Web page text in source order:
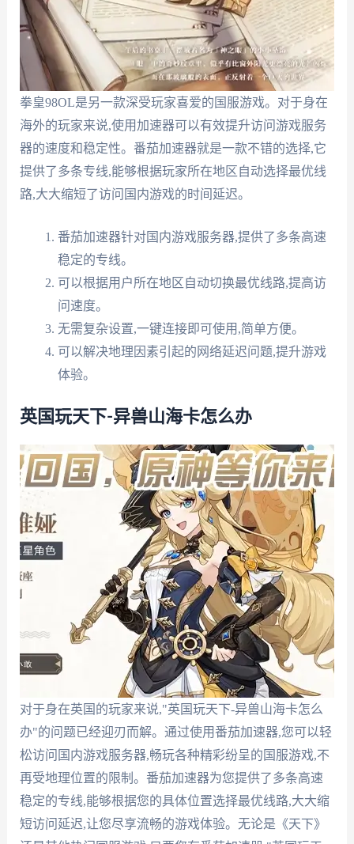
拳皇98OL是另一款深受玩家喜爱的国服游戏。对于身在
海外的玩家来说,使用加速器可以有效提升访问游戏服务
器的速度和稳定性。番茄加速器就是一款不错的选择,它
提供了多条专线,能够根据玩家所在地区自动选择最优线
路,大大缩短了访问国内游戏的时间延迟。
番茄加速器针对国内游戏服务器,提供了多条高速
稳定的专线。
可以根据用户所在地区自动切换最优线路,提高访
问速度。
无需复杂设置,一键连接即可使用,简单方便。
可以解决地理因素引起的网络延迟问题,提升游戏
体验。
英国玩天下-异兽山海卡怎么办
对于身在英国的玩家来说,"英国玩天下-异兽山海卡怎么
办"的问题已经迎刃而解。通过使用番茄加速器,您可以轻
松访问国内游戏服务器,畅玩各种精彩纷呈的国服游戏,不
再受地理位置的限制。番茄加速器为您提供了多条高速
稳定的专线,能够根据您的具体位置选择最优线路,大大缩
短访问延迟,让您尽享流畅的游戏体验。无论是《天下》